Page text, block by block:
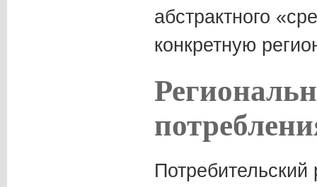
абстрактного
конкретную